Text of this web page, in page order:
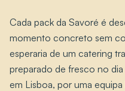
Cada pack da Savoré é
momento concreto sem
esperaria de um catering
preparado de fresco no
em Lisboa, por uma